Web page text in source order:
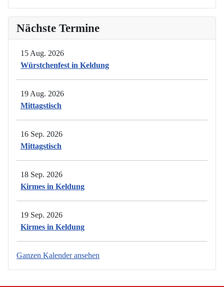
Nächste Termine
15 Aug. 2026
Würstchenfest in Keldung
19 Aug. 2026
Mittagstisch
16 Sep. 2026
Mittagstisch
18 Sep. 2026
Kirmes in Keldung
19 Sep. 2026
Kirmes in Keldung
Ganzen Kalender ansehen